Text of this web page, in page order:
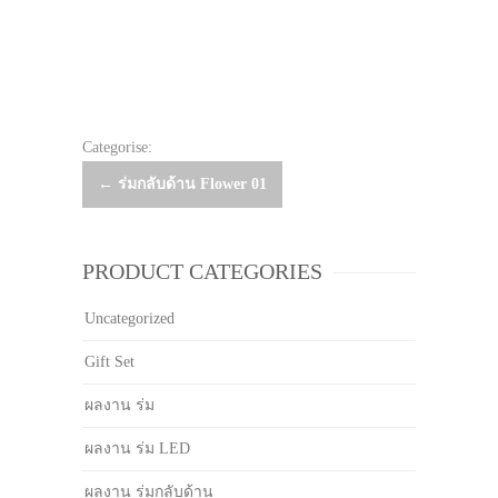
Categorise:
Post
← ร่มกลับด้าน Flower 01
PRODUCT CATEGORIES
Uncategorized
Gift Set
ผลงาน ร่ม
ผลงาน ร่ม LED
ผลงาน ร่มกลับด้าน